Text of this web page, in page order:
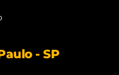
- SP